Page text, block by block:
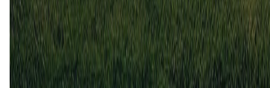
Viking
1
30 apr
2025
Viking